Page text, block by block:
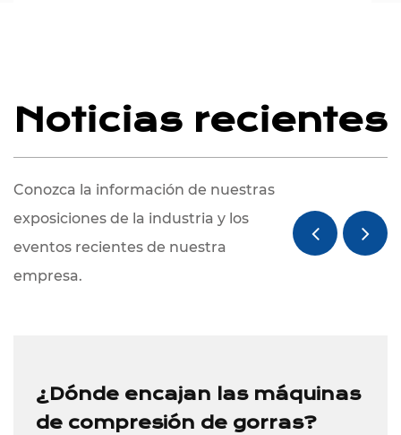
Noticias recientes
Conozca la información de nuestras
exposiciones de la industria y los
eventos recientes de nuestra
empresa.
¿Dónde encajan las máquinas
de compresión de gorras?